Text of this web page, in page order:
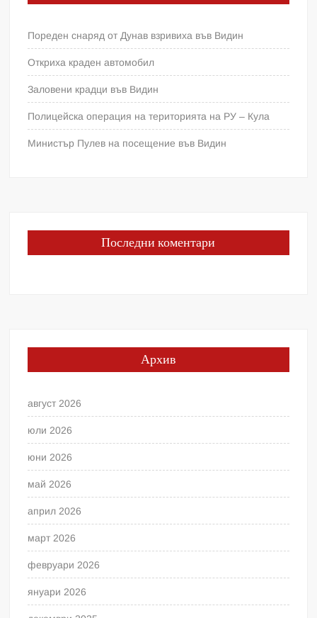
Пореден снаряд от Дунав взривиха във Видин
Откриха краден автомобил
Заловени крадци във Видин
Полицейска операция на територията на РУ – Кула
Министър Пулев на посещение във Видин
Последни коментари
Архив
август 2026
юли 2026
юни 2026
май 2026
април 2026
март 2026
февруари 2026
януари 2026